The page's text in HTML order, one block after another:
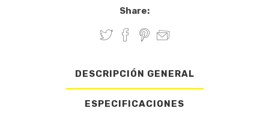
Share:
DESCRIPCIÓN GENERAL
ESPECIFICACIONES